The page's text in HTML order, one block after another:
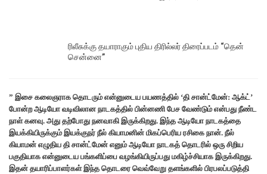
ரிலீசுக்கு தயாராகும் புதிய திரில்லர் திரைப்படம் “தென்
சென்னை”
” இசை கலைஞராக தொடரும் என்னுடைய பயணத்தில் ‘தி சான்ட்மேன்: ஆக்ட்’
போன்ற ஆடியோ வடிவிலான நாடகத்தில் பின்னணி பேச வேண்டும் என்பது நீண்ட
நாள் கனவு. அது தற்போது நனவாகி இருக்கிறது. இந்த ஆடியோ நாடகத்தை
இயக்கியிருக்கும் இயக்குநர் நீல் கியாமனின் மிகப்பெரிய ரசிகை நான். நீல்
கியாமன் எழுதிய தி சான்ட்மேன் எனும் ஆடியோ நாடகத் தொடரில் ஒரு சிறிய
பகுதியாக என்னுடைய பங்களிப்பை வழங்கியிருப்பது மகிழ்ச்சியாக இருக்கிறது.
இதன் தயாரிப்பாளர்கள் இந்த தொடரை வெவ்வேறு தளங்களில் பிரபலப்படுத்தி